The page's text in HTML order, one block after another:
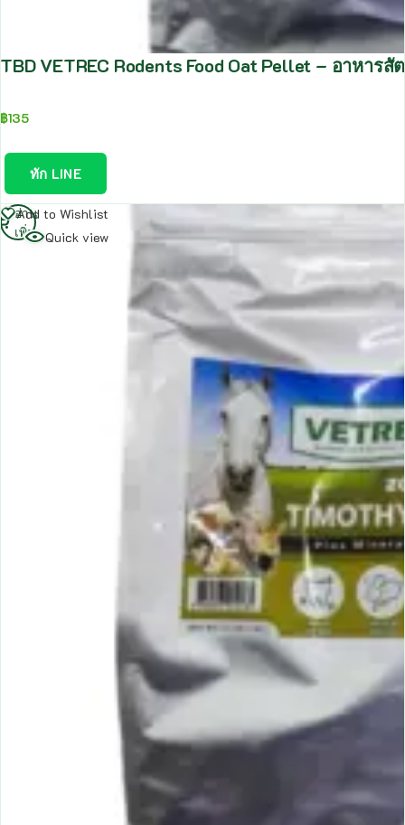
TBD VETREC Rodents Food Oat Pellet – อาหา
฿135
ทัก LINE
Add to Wishlist
Quick view
อ่าน
เพิ่ม